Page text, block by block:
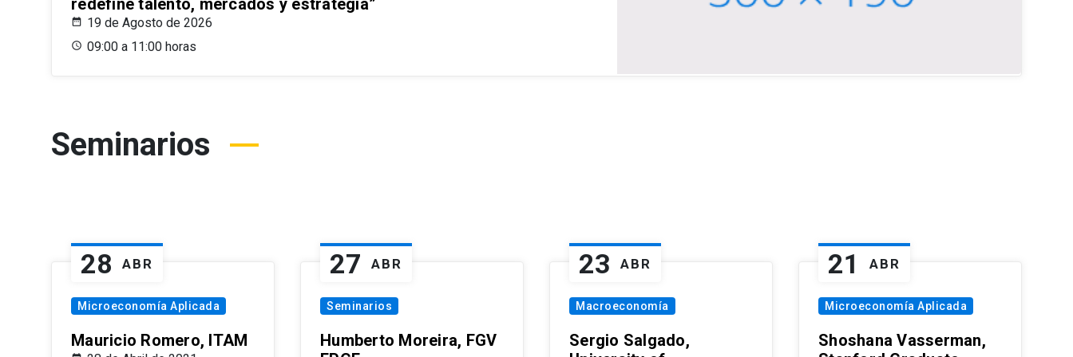
redefine talento, mercados y estrategia”
19 de Agosto de 2026
09:00 a 11:00 horas
Seminarios
28 ABR
Microeconomía Aplicada
Mauricio Romero, ITAM
27 ABR
Seminarios
Humberto Moreira, FGV
23 ABR
Macroeconomía
Sergio Salgado,
21 ABR
Microeconomía Aplicada
Shoshana Vasserman,